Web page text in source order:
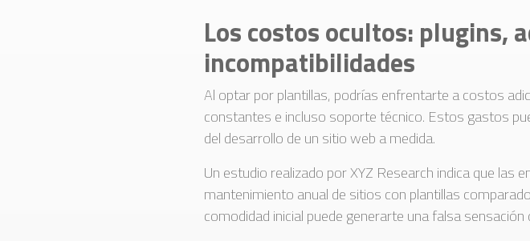
Los costos ocultos: plugins,
incompatibilidades
Al optar por plantillas, podrías enfrentarte a costos
constantes e incluso soporte técnico. Estos gastos
del desarrollo de un sitio web a medida.
Un estudio realizado por XYZ Research indica que las
mantenimiento anual de sitios con plantillas
comodidad inicial puede generarte una falsa sensación